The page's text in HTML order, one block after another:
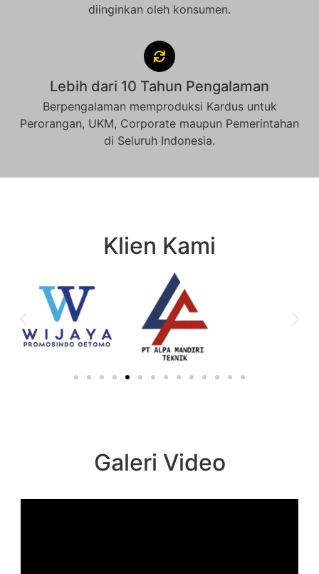
diinginkan oleh konsumen.
Lebih dari 10 Tahun Pengalaman
Berpengalaman memproduksi Kardus untuk
Perorangan, UKM, Corporate maupun Pemerintahan
di Seluruh Indonesia.
Klien Kami
Galeri Video